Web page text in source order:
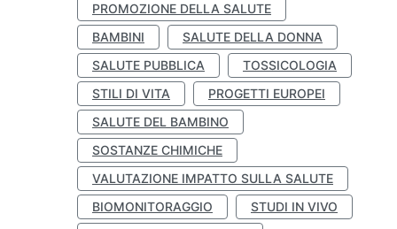
PROMOZIONE DELLA SALUTE
BAMBINI
SALUTE DELLA DONNA
SALUTE PUBBLICA
TOSSICOLOGIA
STILI DI VITA
PROGETTI EUROPEI
SALUTE DEL BAMBINO
SOSTANZE CHIMICHE
VALUTAZIONE IMPATTO SULLA SALUTE
BIOMONITORAGGIO
STUDI IN VIVO